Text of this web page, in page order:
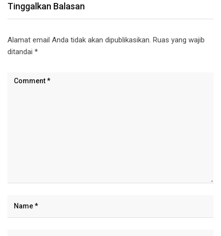
Tinggalkan Balasan
Alamat email Anda tidak akan dipublikasikan. Ruas yang wajib
ditandai *